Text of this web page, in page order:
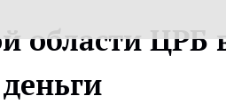
области ЦРБ